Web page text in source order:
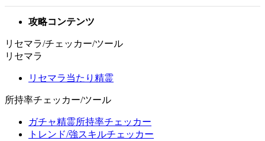
攻略コンテンツ
リセマラ/チェッカー/ツール
リセマラ
リセマラ当たり精霊
所持率チェッカー/ツール
ガチャ精霊所持率チェッカー
トレンド/強スキルチェッカー